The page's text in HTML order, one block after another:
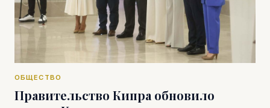
ОБЩЕСТВО
Правительство Кипра обновило